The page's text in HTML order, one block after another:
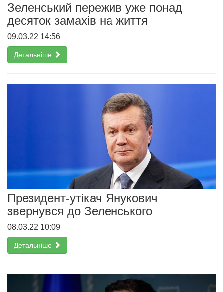
Зеленський пережив уже понад
десяток замахів на життя
09.03.22 14:56
Детальніше
Президент-утікач Янукович
звернувся до Зеленського
08.03.22 10:09
Детальніше